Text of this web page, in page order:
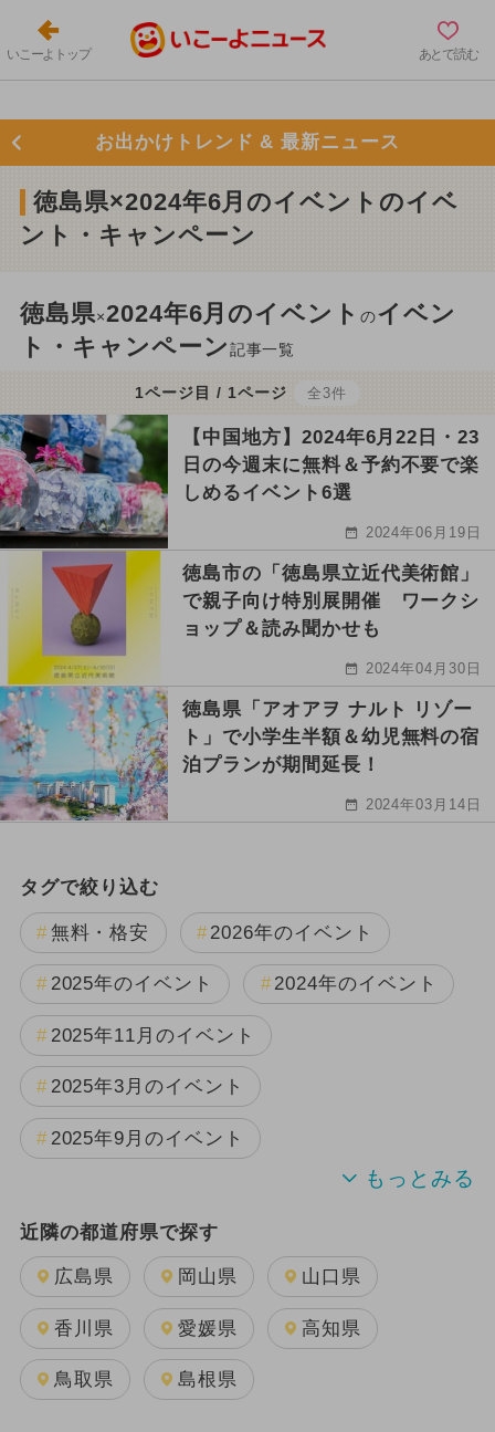
いこーよトップ あとで読む
お出かけトレンド & 最新ニュース
徳島県×2024年6月のイベントのイベ
ント・キャンペーン
徳島県×2024年6月のイベントのイベン
ト・キャンペーン記事一覧
1ページ目 / 1ページ 全3件
【中国地方】2024年6月22日・23
日の今週末に無料＆予約不要で楽
しめるイベント6選
2024年06月19日
徳島市の「徳島県立近代美術館」
で親子向け特別展開催 ワークシ
ョップ＆読み聞かせも
2024年04月30日
徳島県「アオアヲ ナルト リゾー
ト」で小学生半額＆幼児無料の宿
泊プランが期間延長！
2024年03月14日
タグで絞り込む
無料・格安 2026年のイベント
2025年のイベント 2024年のイベント
2025年11月のイベント
2025年3月のイベント
2025年9月のイベント
2024年7月のイベント
2025年10月のイベント
2025年8月のイベント
2025年12月のイベント
近隣の都道府県で探す
広島県 岡山県 山口県
香川県 愛媛県 高知県
鳥取県 島根県